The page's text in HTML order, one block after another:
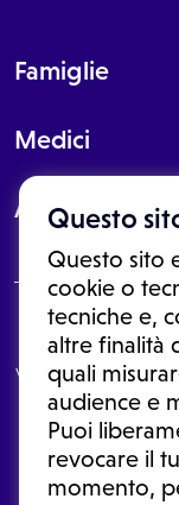
Questo
Questo sito
cookie o
tecniche e,
altre finalità
quali
audience e
Puoi
revocare il
momento,
Famiglie
Medici
About
Le informazioni
In nessun caso,
visita o una diagnosi
le informazioni
una diagnosi, la
sospensione di un
Condizioni di